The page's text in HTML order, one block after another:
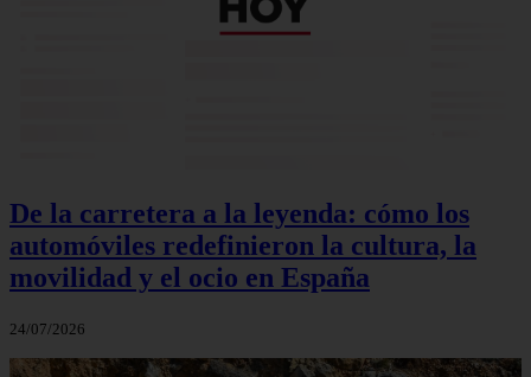
De la carretera a la leyenda: cómo los
automóviles redefinieron la cultura, la
movilidad y el ocio en España
24/07/2026